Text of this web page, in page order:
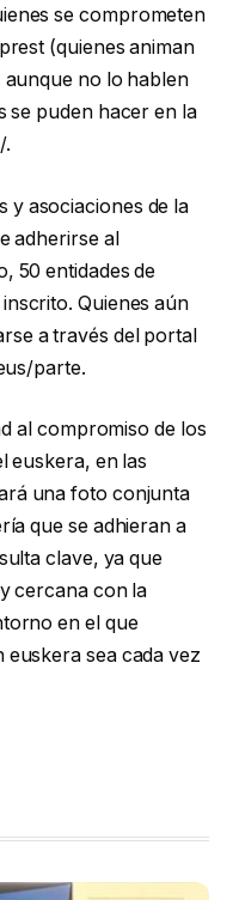
se comprometen
(quienes animan
aunque no lo hablen
se puden hacer en la
/.
y asociaciones de la
adherirse al
50 entidades de
Quienes aún
a través del portal
parte.
al compromiso de los
euskera, en las
una foto conjunta
que se adhieran a
clave, ya que
cercana con la
en el que
sea cada vez